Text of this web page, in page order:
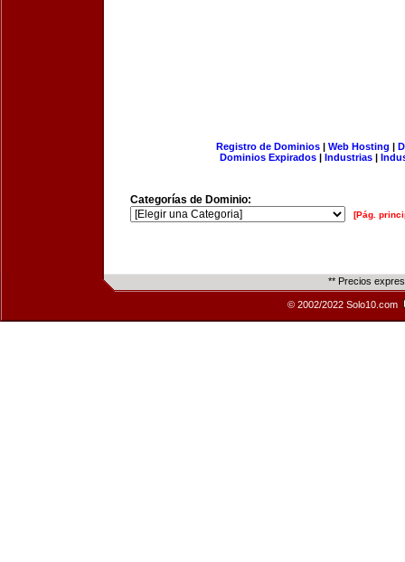
Registro de Dominios| Web Hosting |
Dominios Expirados | Industrias |
Categorías de Dominio:
[Pág.
** Precios
© 2002/2022 Solo10.com